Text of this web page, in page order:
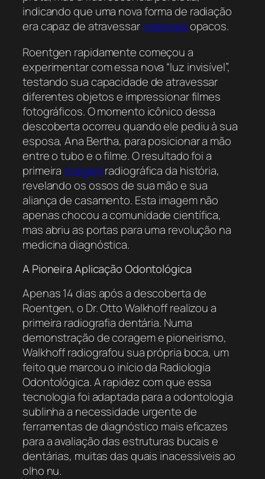
indicando que uma nova forma de radiação
era capaz de atravessarmateriaisopacos.
Roentgen rapidamente começou a
experimentar com essa nova “luz invisível”,
testando sua capacidade de atravessar
diferentes objetos e impressionar filmes
fotográficos. O momento icônico dessa
descoberta ocorreu quando ele pediu à sua
esposa, Ana Bertha, para posicionar a mão
entre o tubo e o filme. O resultado foi a
primeira imagemradiográfica da história,
revelando os ossos de sua mão e sua
aliança de casamento. Esta imagem não
apenas chocou a comunidade científica,
mas abriu as portas para uma revolução na
medicina diagnóstica.
A Pioneira Aplicação Odontológica
Apenas 14 dias após a descoberta de
Roentgen, o Dr. Otto Walkhoff realizou a
primeira radiografia dentária. Numa
demonstração de coragem e pioneirismo,
Walkhoff radiografou sua própria boca, um
feito que marcou o início da Radiologia
Odontológica. A rapidez com que essa
tecnologia foi adaptada para a odontologia
sublinha a necessidade urgente de
ferramentas de diagnóstico mais eficazes
para a avaliação das estruturas bucais e
dentárias, muitas das quais inacessíveis ao
olho nu.